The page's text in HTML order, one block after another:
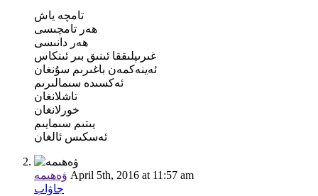
تامچە ياش
ھەر تامچىسى
ھەر دانىسى
غىرىپلىققا ئىنىق بىر ئىنكاس
ئەينەكمەن باغىرىم سۇنغان
ئەكسىدە سىمالىرىم
تاشلانغان
خورلانغان
يىتىم سىمايىم
ئەسكىس ئالغان
ۋەھىمە April 5th, 2016 at 11:57 am
جاۋاب